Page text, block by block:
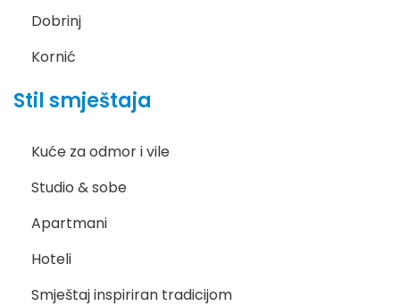
Dobrinj
Kornić
Stil smještaja
Kuće za odmor i vile
Studio & sobe
Apartmani
Hoteli
Smještaj inspiriran tradicijom